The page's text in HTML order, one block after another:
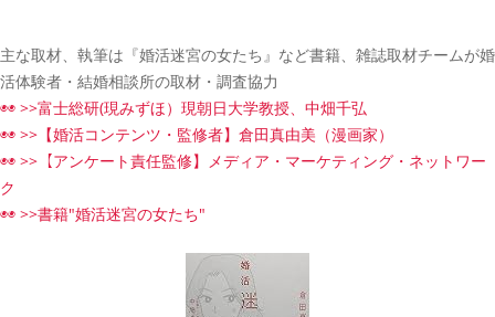
主な取材、執筆は『婚活迷宮の女たち』など書籍、雑誌取材チームが婚
活体験者・結婚相談所の取材・調査協力
◉◉ >>富士総研(現みずほ）現朝日大学教授、中畑千弘
◉◉ >>【婚活コンテンツ・監修者】倉田真由美（漫画家）
◉◉ >>【アンケート責任監修】メディア・マーケティング・ネットワー
ク
◉◉ >>書籍"婚活迷宮の女たち"